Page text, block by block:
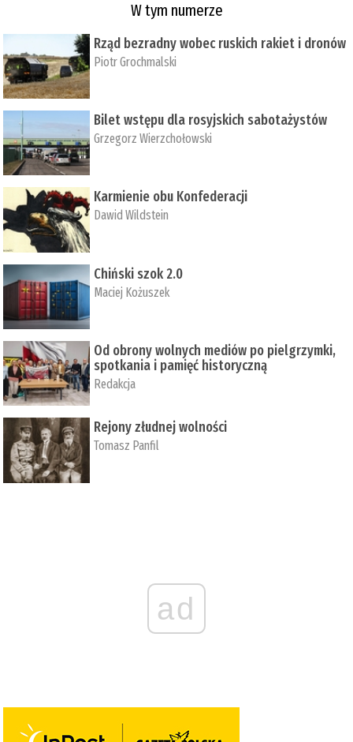
W tym numerze
Rząd bezradny wobec ruskich rakiet i dronów
Piotr Grochmalski
Bilet wstępu dla rosyjskich sabotażystów
Grzegorz Wierzchołowski
Karmienie obu Konfederacji
Dawid Wildstein
Chiński szok 2.0
Maciej Kożuszek
Od obrony wolnych mediów po pielgrzymki,
spotkania i pamięć historyczną
Redakcja
Rejony złudnej wolności
Tomasz Panfil
ad